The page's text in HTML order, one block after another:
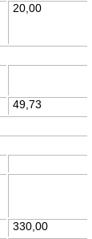
20,00
49,73
330,00